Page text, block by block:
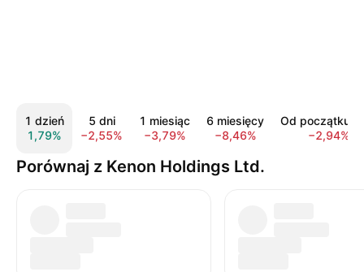
1 dzień
1,79%
5 dni
−2,55%
1 miesiąc
−3,79%
6 miesięcy
−8,46%
Od początku
−2,94%
Porównaj z Kenon Holdings Ltd.